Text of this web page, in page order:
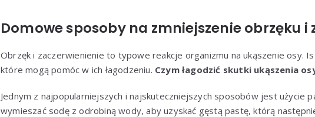
Domowe sposoby na zmniejszenie obrzęku i
Obrzęk i zaczerwienienie to typowe reakcje organizmu na ukąszenie osy.
które mogą pomóc w ich łagodzeniu. Czym łagodzić skutki ukąszenia
Jednym z najpopularniejszych i najskuteczniejszych sposobów jest użycie
wymieszać sodę z odrobiną wody, aby uzyskać gęstą pastę, którą